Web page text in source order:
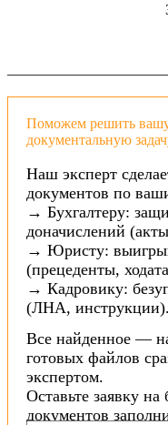
Поможем решить
документальную
Наш эксперт
документов по
→ Бухгалтеру:
доначислений
→ Юристу:
(прецеденты,
→ Кадровику:
(ЛНА, инструкции).
Все найденное —
готовых файлов
экспертом.
Оставьте заявку
документов